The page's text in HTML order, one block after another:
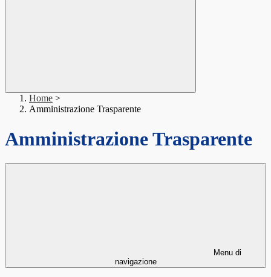
Home >
Amministrazione Trasparente
Amministrazione Trasparente
Menu di
navigazione